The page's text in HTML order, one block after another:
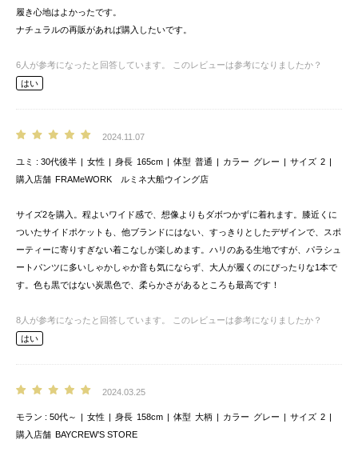
履き心地はよかったです。
ナチュラルの再販があれば購入したいです。
6 人が参考になったと回答しています。
このレビューは参考になりましたか？
はい
2024.11.07
ユミ 30代後半 女性 身長 165cm 体型 普通 カラー グレー サイズ 2
購入店舗 FRAMeWORK ルミネ大船ウイング店
サイズ2を購入。程よいワイド感で、想像よりもダボつかずに着れます。膝近くに
ついたサイドポケットも、他ブランドにはない、すっきりとしたデザインで、スポ
ーティーに寄りすぎない着こなしが楽しめます。ハリのある生地ですが、パラシュ
ートパンツに多いしゃかしゃか音も気にならず、大人が履くのにぴったりな1本で
す。色も黒ではない炭黒色で、柔らかさがあるところも最高です！
8 人が参考になったと回答しています。
このレビューは参考になりましたか？
はい
2024.03.25
モラン 50代～ 女性 身長 158cm 体型 大柄 カラー グレー サイズ 2
購入店舗 BAYCREW’S STORE